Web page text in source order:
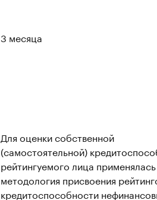
3 месяца
Для оценки собственной
(самостоятельной)
рейтингуемого лица применялась
методология присвоения
кредитоспособности